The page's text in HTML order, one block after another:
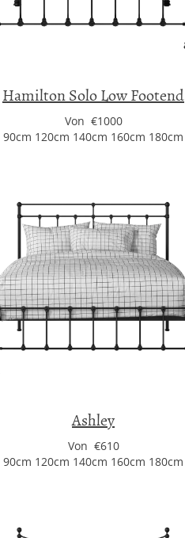
Hamilton Solo Low Footend
Von €1000
90cm 120cm 140cm 160cm 180cm
Ashley
Von €610
90cm 120cm 140cm 160cm 180cm